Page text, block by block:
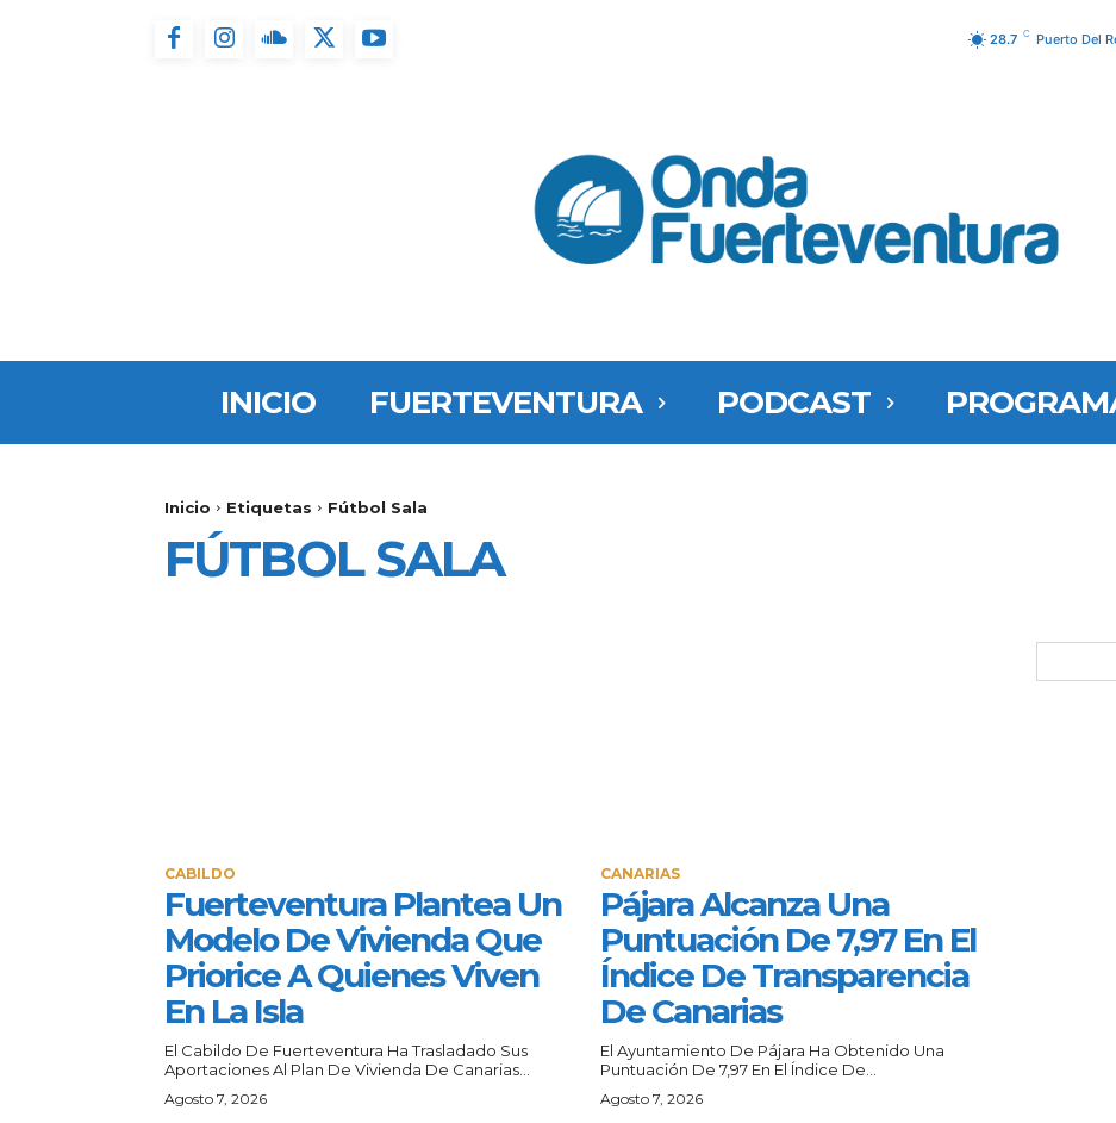
28.7 C Puerto Del
INICIO FUERTEVENTURA PODCAST
Inicio Etiquetas Fútbol Sala
FÚTBOL SALA
CABILDO
Fuerteventura Plantea Un
Modelo De Vivienda Que
Priorice A Quienes Viven
En La Isla
El Cabildo De Fuerteventura Ha Trasladado Sus
Aportaciones Al Plan De Vivienda De Canarias...
Agosto 7, 2026
CANARIAS
Pájara Alcanza Una
Puntuación De 7,97 En El
Índice De Transparencia
De Canarias
El Ayuntamiento De Pájara Ha Obtenido Una
Puntuación De 7,97 En El Índice De...
Agosto 7, 2026